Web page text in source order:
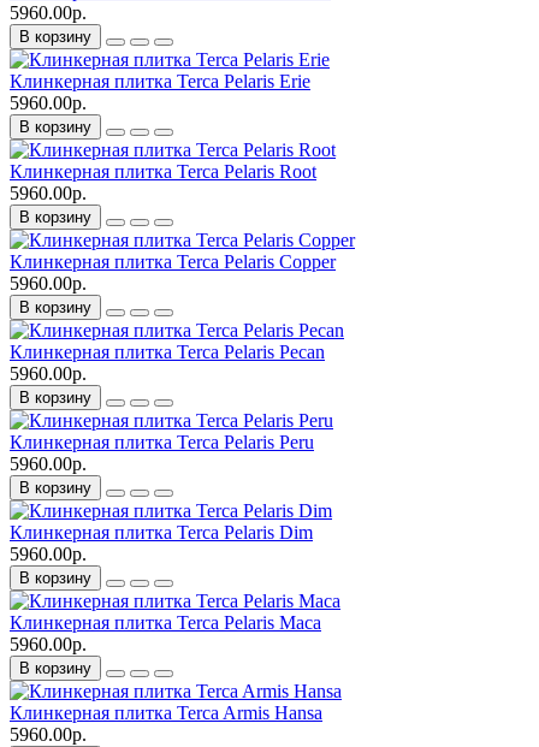
5960.00р.
В корзину
Клинкерная плитка Terca Pelaris Erie
5960.00р.
В корзину
Клинкерная плитка Terca Pelaris Root
5960.00р.
В корзину
Клинкерная плитка Terca Pelaris Copper
5960.00р.
В корзину
Клинкерная плитка Terca Pelaris Pecan
5960.00р.
В корзину
Клинкерная плитка Terca Pelaris Peru
5960.00р.
В корзину
Клинкерная плитка Terca Pelaris Dim
5960.00р.
В корзину
Клинкерная плитка Terca Pelaris Maca
5960.00р.
В корзину
Клинкерная плитка Terca Armis Hansa
5960.00р.